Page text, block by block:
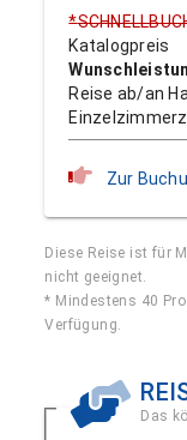
*
Katalogpreis
Reise ab/an
Zur
Diese Reise ist für
nicht geeignet.
* Mindestens 40
Verfügung.
Das